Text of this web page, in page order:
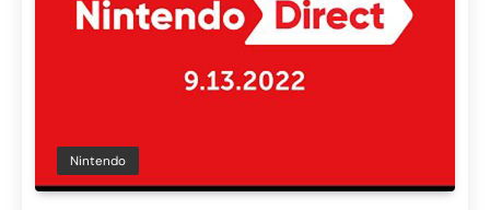
Nintendo